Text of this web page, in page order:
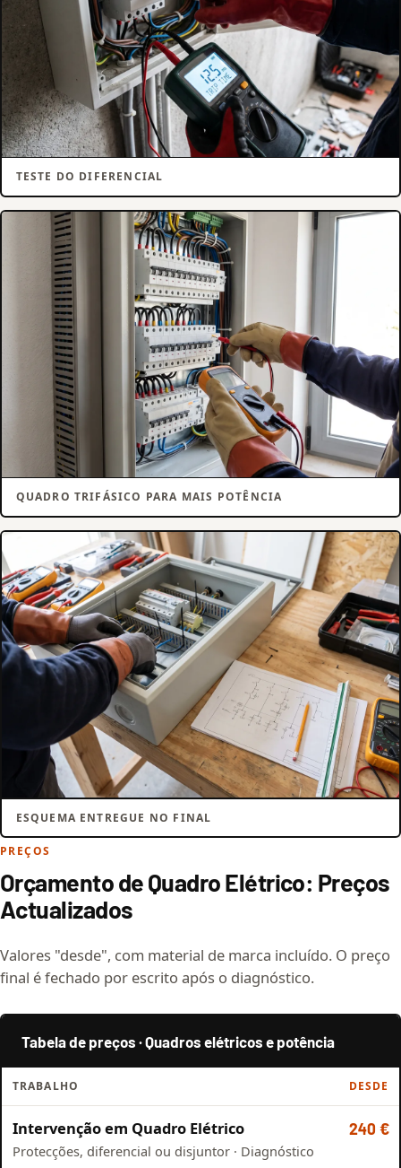
TESTE DO DIFERENCIAL
QUADRO TRIFÁSICO PARA MAIS POTÊNCIA
ESQUEMA ENTREGUE NO FINAL
PREÇOS
Orçamento de Quadro Elétrico: Preços
Actualizados
Valores "desde", com material de marca incluído. O preço
final é fechado por escrito após o diagnóstico.
Tabela de preços · Quadros elétricos e potência
TRABALHO DESDE
Intervenção em Quadro Elétrico
Protecções, diferencial ou disjuntor · Diagnóstico
240 €